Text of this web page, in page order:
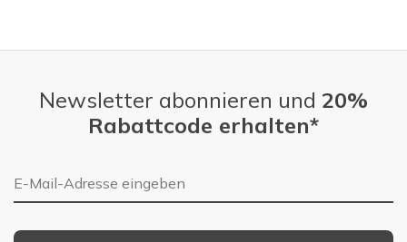
Newsletter abonnieren und 20%
Rabattcode erhalten*
E-Mail-Adresse